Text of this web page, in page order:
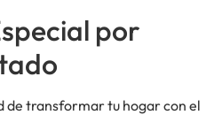
por
de transformar tu hogar con el